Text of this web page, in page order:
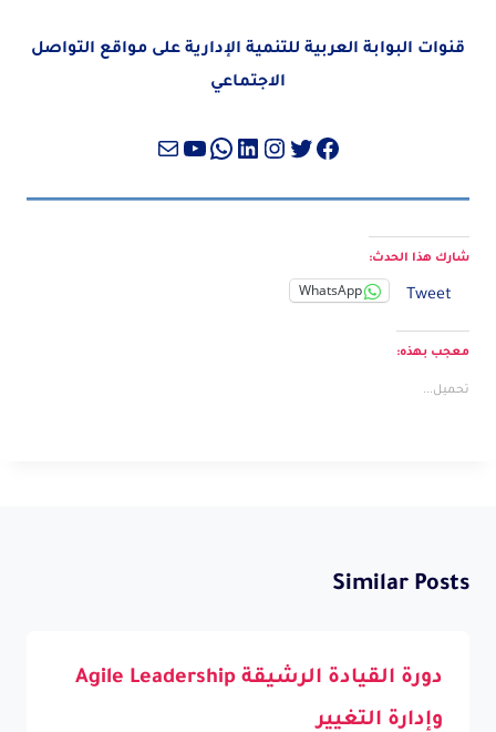
قنوات البوابة العربية للتنمية الإدارية على مواقع التواصل
الاجتماعي
فيسبوك
تويترإنستجرام
لينكد إن واتساب
يوتيوب
بريد
شارك هذا الحدث:
Tweet
WhatsApp
معجب بهذه:
تحميل...
Similar Posts
دورة القيادة الرشيقة Agile Leadership
وإدارة التغيير